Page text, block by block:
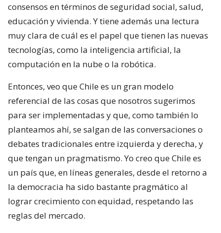
consensos en términos de seguridad social, salud,
educación y vivienda. Y tiene además una lectura
muy clara de cuál es el papel que tienen las nuevas
tecnologías, como la inteligencia artificial, la
computación en la nube o la robótica.
Entonces, veo que Chile es un gran modelo
referencial de las cosas que nosotros sugerimos
para ser implementadas y que, como también lo
planteamos ahí, se salgan de las conversaciones o
debates tradicionales entre izquierda y derecha, y
que tengan un pragmatismo. Yo creo que Chile es
un país que, en líneas generales, desde el retorno a
la democracia ha sido bastante pragmático al
lograr crecimiento con equidad, respetando las
reglas del mercado.